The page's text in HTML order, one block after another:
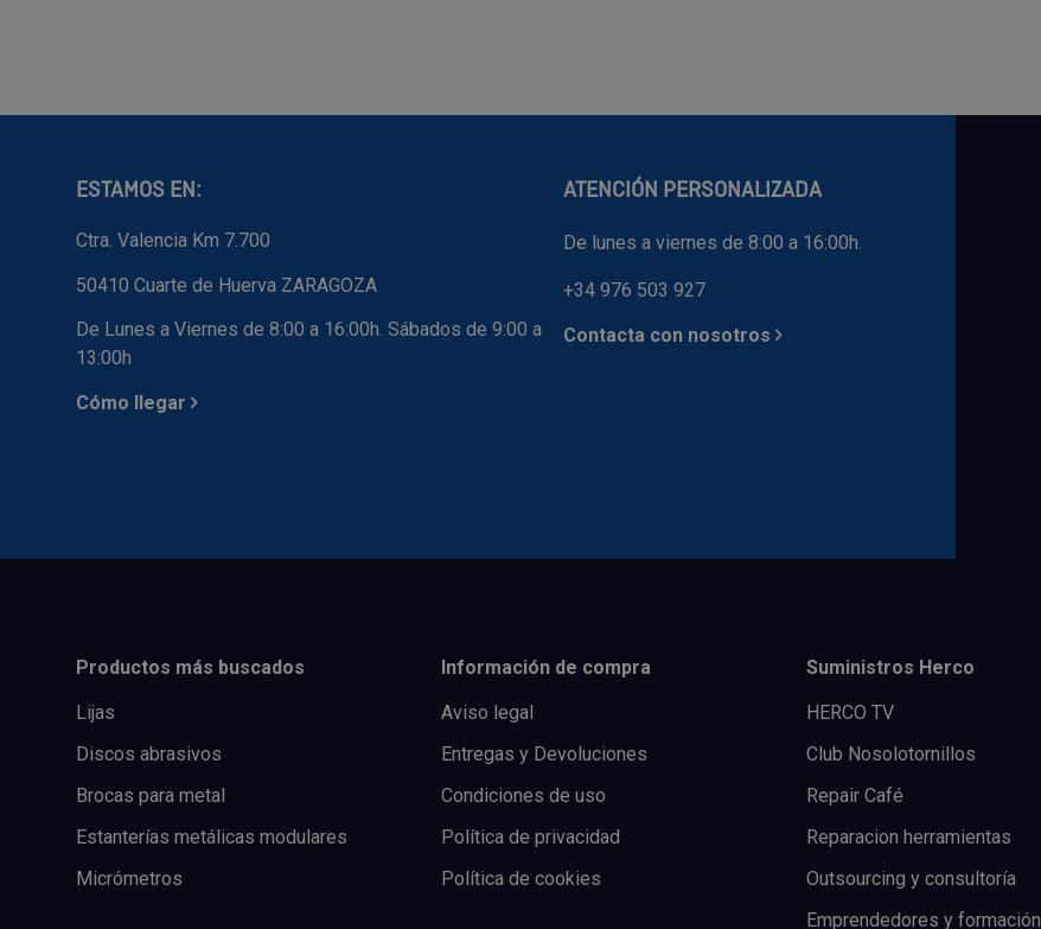
ESTAMOS EN:
Ctra. Valencia Km 7.700
50410 Cuarte de Huerva ZARAGOZA
De Lunes a Viernes de 8:00 a 16:00h. Sábados de 9:00 a
13:00h
Cómo llegar
ATENCIÓN PERSONALIZADA
De lunes a viernes de 8:00 a 16:00h.
+34 976 503 927
Contacta con nosotros
Productos más buscados
Lijas
Discos abrasivos
Brocas para metal
Estanterías metálicas modulares
Micrómetros
Información de compra
Aviso legal
Entregas y Devoluciones
Condiciones de uso
Política de privacidad
Política de cookies
Suministros Herco
HERCO TV
Club Nosolotornillos
Repair Café
Reparacion herramientas
Outsourcing y consultoría
Emprendedores y formación